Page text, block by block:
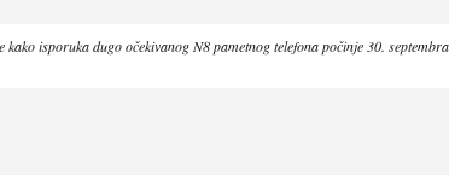
isporuka dugo očekivanog N8 pametnog telefona počinje 30.